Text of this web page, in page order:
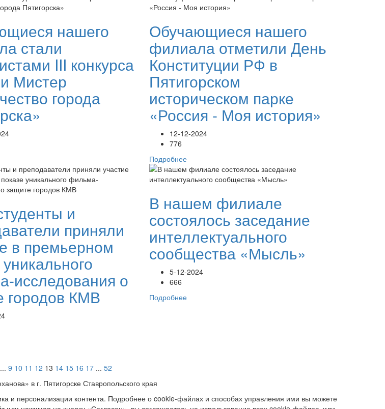
нашего
стали
III конкурса
Мистер
города
Обучающиеся нашего
филиала отметили День
Конституции РФ в
Пятигорском
историческом парке
«Россия - Моя история»
12-12-2024
776
Подробнее
и
приняли
в премьерном
исследования о
городов КМВ
В нашем филиале
состоялось заседание
интеллектуального
сообщества «Мысль»
5-12-2024
666
Подробнее
... 9 10 11 12 13 14 15 16 17 ... 52
в г. Пятигорске Ставропольского края
и персонализации контента. Подробнее о cookie-файлах и способах управления ими вы можете